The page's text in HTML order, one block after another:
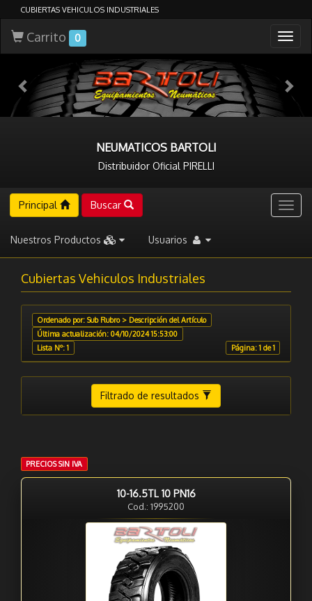
CUBIERTAS VEHICULOS INDUSTRIALES
Carrito 0
NEUMATICOS BARTOLI
Distribuidor Oficial PIRELLI
Principal Buscar
Nuestros Productos Usuarios
Cubiertas Vehiculos Industriales
Ordenado por: Sub Rubro > Descripción del Artículo
Última actualización: 04/10/2024 15:53:00
Lista Nº: 1
Página: 1 de 1
Filtrado de resultados
PRECIOS SIN IVA
10-16.5TL 10 PN16
Cod.: 1995200